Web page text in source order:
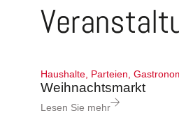
Formulare und
e-Citizen Portal
Brissago-Karte
Formulare und
e-Citizen Portal
Brissago-Karte
Formulare und
e-Citizen Portal
Brissago-Karte
Haushalte Parteien
Weihnachtsmarkt
Lesen Sie mehr